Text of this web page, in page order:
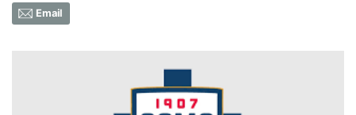
Email